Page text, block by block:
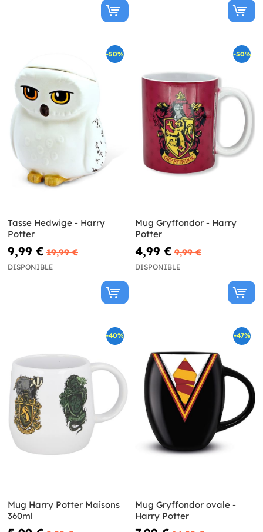
-50%
Tasse Hedwige - Harry
Potter
9,99 € 19,99 €
DISPONIBLE
-50%
Mug Gryffondor - Harry
Potter
4,99 € 9,99 €
DISPONIBLE
-40%
Mug Harry Potter Maisons
360ml
-47%
Mug Gryffondor ovale -
Harry Potter